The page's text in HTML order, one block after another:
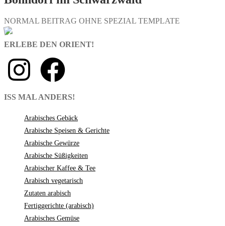
NORMAL BEITRAG OHNE SPEZIAL TEMPLATE
ERLEBE DEN ORIENT!
ISS MAL ANDERS!
Arabisches Gebäck
Arabische Speisen & Gerichte
Arabische Gewürze
Arabische Süßigkeiten
Arabischer Kaffee & Tee
Arabisch vegetarisch
Zutaten arabisch
Fertiggerichte (arabisch)
Arabisches Gemüse